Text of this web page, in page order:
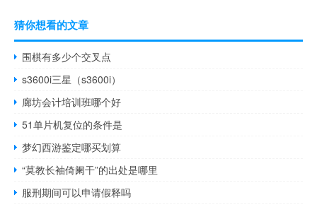
猜你想看的文章
围棋有多少个交叉点
s3600i三星（s3600i）
廊坊会计培训班哪个好
51单片机复位的条件是
梦幻西游鉴定哪买划算
“莫教长袖倚阑干”的出处是哪里
服刑期间可以申请假释吗